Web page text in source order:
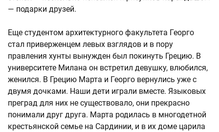
— подарки друзей.
Еще студентом архитектурного факультета Георго
стал приверженцем левых взглядов и в пору
правления хунты вынужден был покинуть Грецию. В
университете Милана он встретил девушку, влюбился,
женился. В Грецию Марта и Георго вернулись уже с
двумя дочками. Наши дети играли вместе. Языковых
преград для них не существовало, они прекрасно
понимали друг друга. Марта родилась в многодетной
крестьянской семье на Сардинии, и в их доме царила